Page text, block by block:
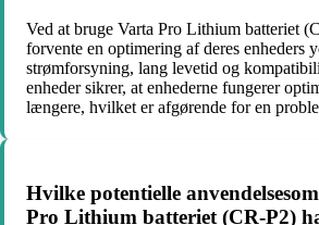
Ved at bruge Varta Pro Lithium batteriet
forvente en optimering af deres enheders
strømforsyning, lang levetid og
enheder sikrer, at enhederne fungerer
længere, hvilket er afgørende for en
Hvilke potentielle
Pro Lithium batteriet (CR-P2)